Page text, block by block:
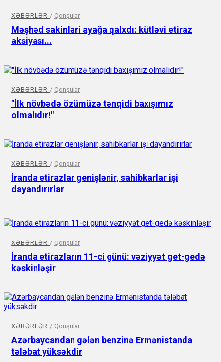
XƏBƏRLƏR / Qonşular
Məşhəd sakinləri ayağa qalxdı: kütləvi etiraz
aksiyası...
XƏBƏRLƏR / Qonşular
"İlk növbədə özümüzə tənqidi baxışımız
olmalıdır!"
XƏBƏRLƏR / Qonşular
İranda etirazlar genişlənir, sahibkarlar işi
dayandırırlar
XƏBƏRLƏR / Qonşular
İranda etirazların 11-ci günü: vəziyyət get-gedə
kəskinləşir
XƏBƏRLƏR / Qonşular
Azərbaycandan gələn benzinə Ermənistanda
tələbat yüksəkdir